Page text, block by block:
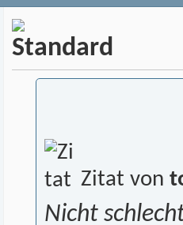
Zitat von
Nicht